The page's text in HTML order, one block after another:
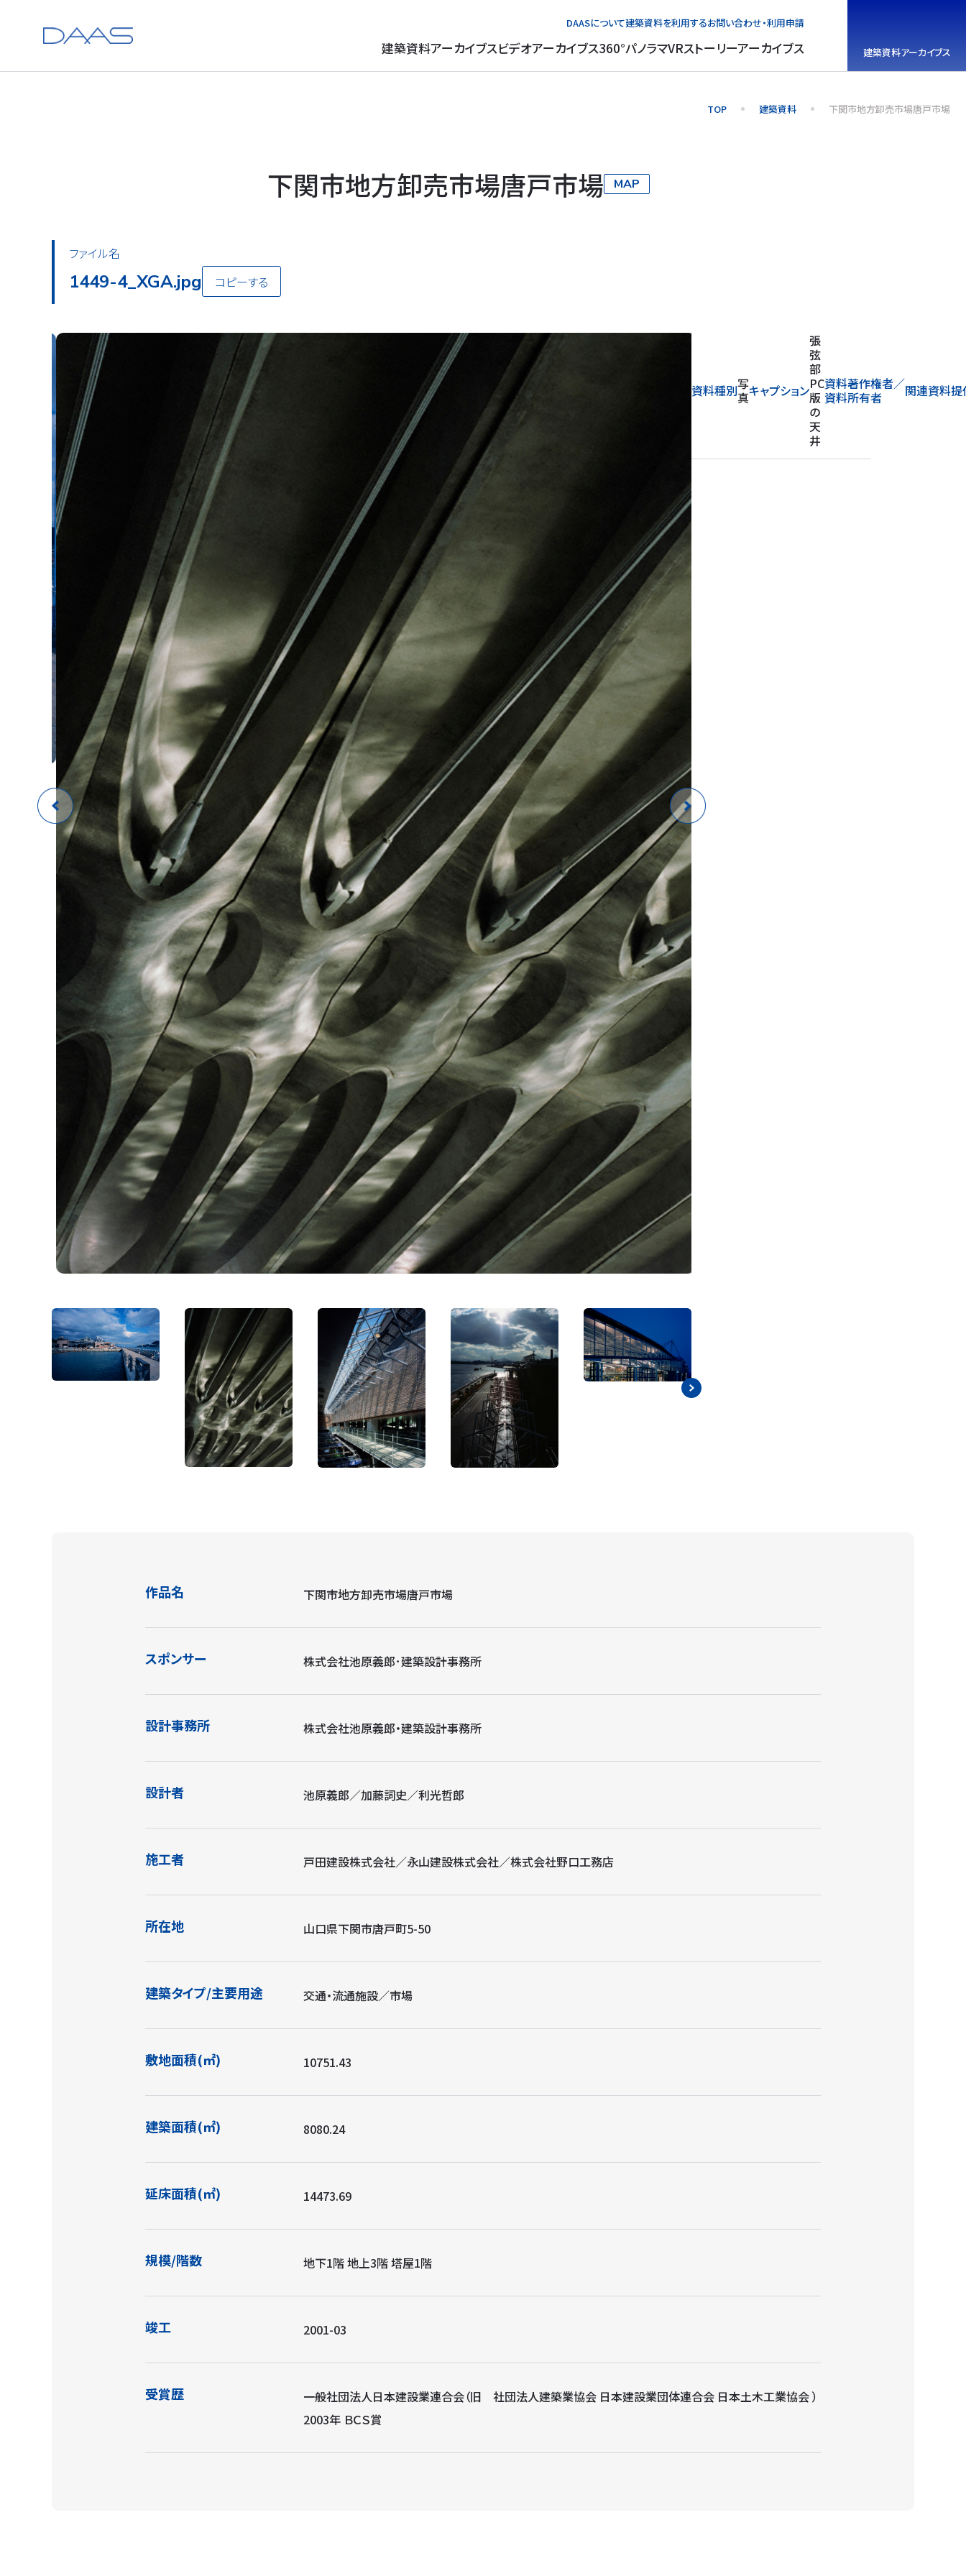
DAASについて建築資料を利用するお問い合わせ・利用申請
建築資料アーカイブスビデオアーカイブス360°パノラマVRストーリーアーカイブス 建築資料アーカイブス
TOP 建築資料 下関市地方卸売市場唐戸市場
下関市地方卸売市場唐戸市場 MAP
ファイル名
1449-4_XGA.jpg コピーする
資料種別写
真キャプション
張
弦
部
PC
版
の
天
井
資料著作権者／
資料所有者
関連資料提
作品名 下関市地方卸売市場唐戸市場
スポンサー 株式会社池原義郎･建築設計事務所
設計事務所 株式会社池原義郎・建築設計事務所
設計者 池原義郎／加藤詞史／利光哲郎
施工者 戸田建設株式会社／永山建設株式会社／株式会社野口工務店
所在地 山口県下関市唐戸町5-50
建築タイプ/主要用途 交通・流通施設／市場
敷地面積(㎡) 10751.43
建築面積(㎡) 8080.24
延床面積(㎡) 14473.69
規模/階数 地下1階 地上3階 塔屋1階
竣工 2001-03
受賞歴
一般社団法人日本建設業連合会（旧 社団法人建築業協会 日本建設業団体連合会 日本土木工業協会 ）
2003年 ＢＣＳ賞